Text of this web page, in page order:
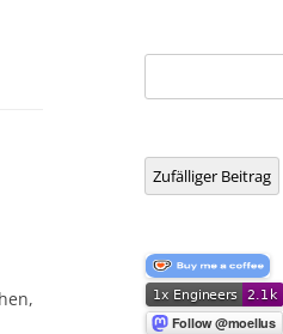
Zufälliger Beitrag